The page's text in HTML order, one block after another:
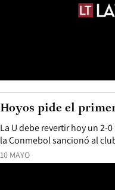
10 MAYO
La U debe revertir hoy un 2-
la Conmebol sancionó al
Hoyos pide el